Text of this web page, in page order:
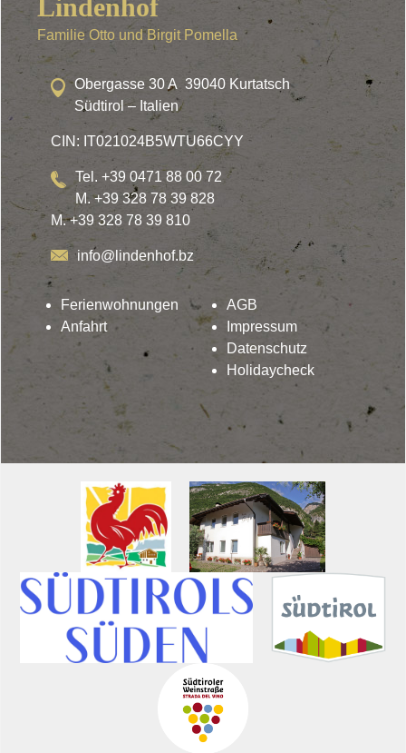
Lindenhof
Familie Otto und Birgit Pomella
Obergasse 30 A 39040 Kurtatsch
Südtirol – Italien
CIN: IT021024B5WTU66CYY
Tel. +39 0471 88 00 72
M. +39 328 78 39 828
M. +39 328 78 39 810
info@lindenhof.bz
Ferienwohnungen
Anfahrt
AGB
Impressum
Datenschutz
Holidaycheck
Lindenhof